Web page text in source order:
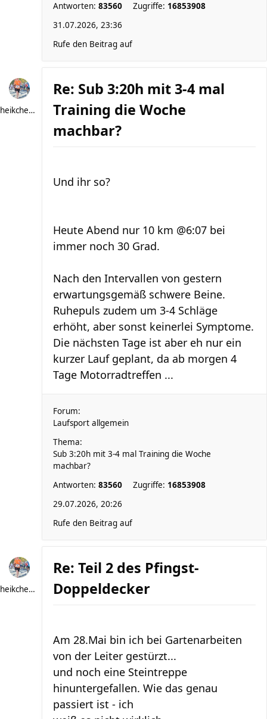
Antworten: 83560 Zugriffe: 16853908
31.07.2026, 23:36
Rufe den Beitrag auf
heikchen007
Re: Sub 3:20h mit 3-4 mal
Training die Woche
machbar?
Und ihr so?
Heute Abend nur 10 km @6:07 bei
immer noch 30 Grad.
Nach den Intervallen von gestern
erwartungsgemäß schwere Beine.
Ruhepuls zudem um 3-4 Schläge
erhöht, aber sonst keinerlei Symptome.
Die nächsten Tage ist aber eh nur ein
kurzer Lauf geplant, da ab morgen 4
Tage Motorradtreffen ...
Forum:
Laufsport allgemein
Thema:
Sub 3:20h mit 3-4 mal Training die Woche
machbar?
Antworten: 83560 Zugriffe: 16853908
29.07.2026, 20:26
Rufe den Beitrag auf
heikchen007
Re: Teil 2 des Pfingst-
Doppeldecker
Am 28.Mai bin ich bei Gartenarbeiten
von der Leiter gestürzt...
und noch eine Steintreppe
hinuntergefallen. Wie das genau
passiert ist - ich